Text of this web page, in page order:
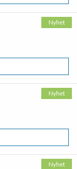
Nyhet
Nyhet
Nyhet